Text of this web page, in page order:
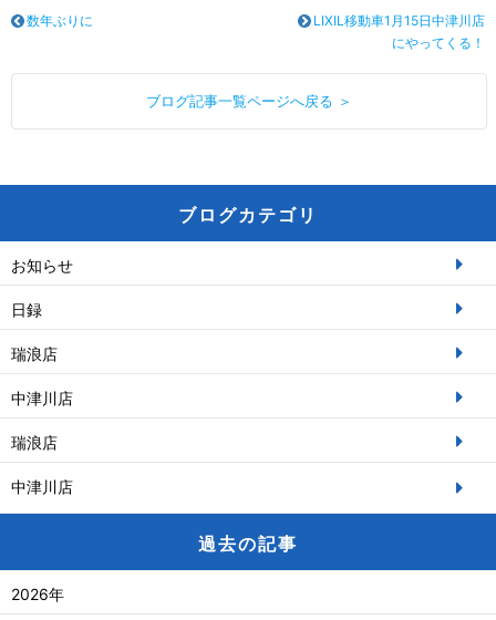
数年ぶりに
LIXIL移動車1月15日中津川店
にやってくる！
ブログ記事一覧ページへ戻る ＞
ブログカテゴリ
お知らせ
日録
瑞浪店
中津川店
瑞浪店
中津川店
過去の記事
2026年